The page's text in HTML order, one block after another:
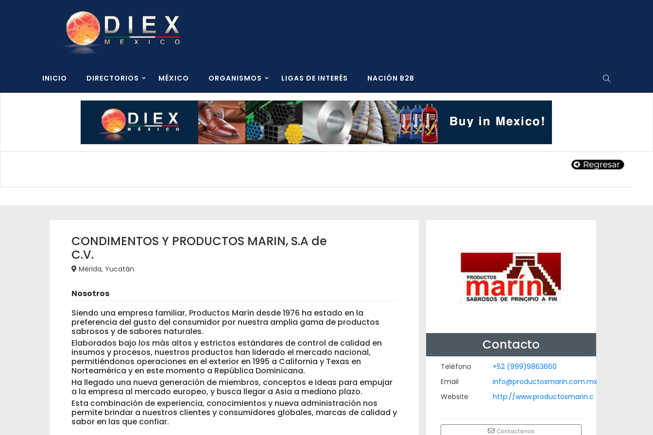
INICIO DIRECTORIOS MÉXICO ORGANISMOS LIGAS DE INTERÉS NACIÓN B2B
CONDIMENTOS Y PRODUCTOS MARIN, S.A de
C.V.
Mérida, Yucatán.
Nosotros
Siendo una empresa familiar, Productos Marín desde 1976 ha estado en la
preferencia del gusto del consumidor por nuestra amplia gama de productos
sabrosos y de sabores naturales.
Elaborados bajo los más altos y estrictos estándares de control de calidad en
insumos y procesos, nuestros productos han liderado el mercado nacional,
permitiéndonos operaciones en el exterior en 1995 a California y Texas en
Norteamérica y en este momento a República Dominicana.
Ha llegado una nueva generación de miembros, conceptos e ideas para empujar
a la empresa al mercado europeo, y busca llegar a Asia a mediano plazo.
Esta combinación de experiencia, conocimientos y nueva administración nos
permite brindar a nuestros clientes y consumidores globales, marcas de calidad y
sabor en las que confiar.
Contacto
Teléfono
+52 (999)9863660
Email
info@productosmarin.com.mx
Website
http://www.productosmarin.c
Contactanos